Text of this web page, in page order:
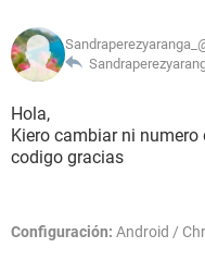
Hola,
Kiero cambiar ni
codigo gracias
Configuración: Android /